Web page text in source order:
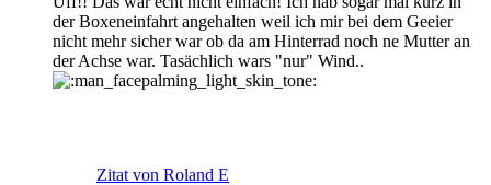
der Boxeneinfahrt angehalten weil ich mir bei dem Geeier
nicht mehr sicher war ob da am Hinterrad noch ne Mutter an
der Achse war. Tasächlich wars "nur" Wind..
Zitat von Roland E